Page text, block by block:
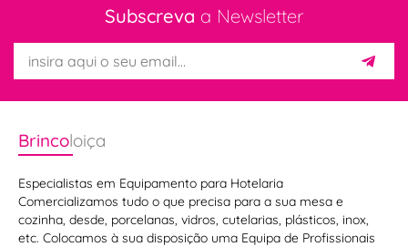
Subscreva a Newsletter
Brincoloiça
Especialistas em Equipamento para Hotelaria
Comercializamos tudo o que precisa para a sua mesa e
cozinha, desde, porcelanas, vidros, cutelarias, plásticos, inox,
etc. Colocamos à sua disposição uma Equipa de Profissionais